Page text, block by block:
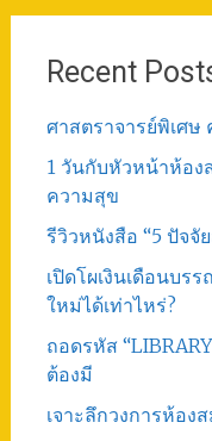
Recent
ศาสตราจารย์พิเศ
1 วันกับหัวหน้าห้อ
ความสุข
รีวิวหนังสือ “5 ปัจ
เปิดโผเงินเดือนบร
ใหม่ได้เท่าไหร่?
ถอดรหัส
ต้องมี
เจาะลึกวงการห้อง